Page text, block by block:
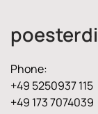
Phone:
+49 5250937 115
+49 173 7074039